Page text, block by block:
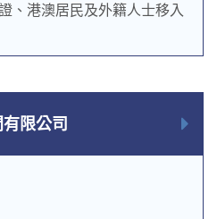
、港澳居民及外籍人士移入
限公司